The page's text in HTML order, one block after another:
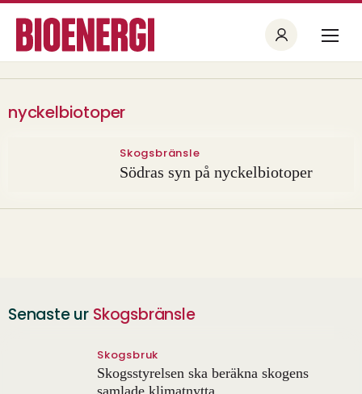
nyckelbiotoper
Skogsbränsle
Södras syn på nyckelbiotoper
Senaste ur Skogsbränsle
Skogsbruk
Skogsstyrelsen ska beräkna skogens
samlade klimatnytta